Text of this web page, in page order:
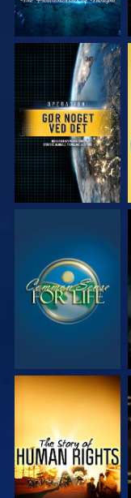
SE
SE
SE